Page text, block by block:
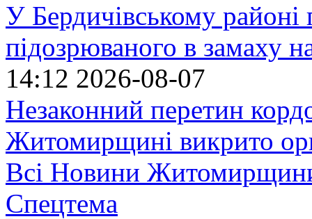
У Бердичівському районі
підозрюваного в замаху
14:12 2026-08-07
Незаконний перетин
Житомирщині викрито
Всі Новини
Спецтема